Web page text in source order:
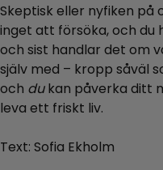
Skeptisk eller nyfiken på
inget att försöka, och du
och sist handlar det om
själv med – kropp såväl
och dukan påverka ditt
leva ett friskt liv.
Text: Sofia Ekholm